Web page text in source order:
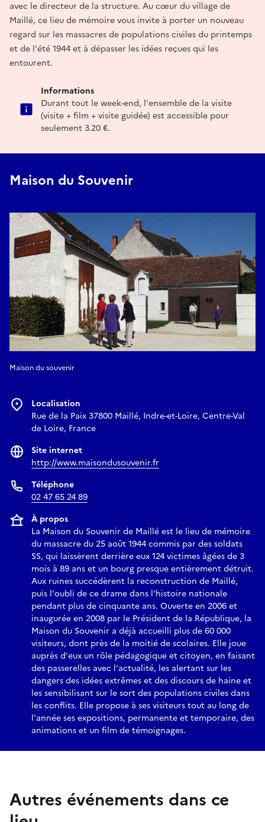
avec le directeur de la structure. Au cœur du village de
Maillé, ce lieu de mémoire vous invite à porter un nouveau
regard sur les massacres de populations civiles du printemps
et de l'été 1944 et à dépasser les idées reçues qui les
entourent.
Informations
Durant tout le week-end, l'ensemble de la visite
(visite + film + visite guidée) est accessible pour
seulement 3.20 €.
Maison du Souvenir
Maison du souvenir
Localisation
Rue de la Paix 37800 Maillé, Indre-et-Loire, Centre-Val
de Loire, France
Site internet
http://www.maisondusouvenir.fr
Téléphone
02 47 65 24 89
À propos
La Maison du Souvenir de Maillé est le lieu de mémoire
du massacre du 25 août 1944 commis par des soldats
SS, qui laissèrent derrière eux 124 victimes âgées de 3
mois à 89 ans et un bourg presque entièrement détruit.
Aux ruines succédèrent la reconstruction de Maillé,
puis l'oubli de ce drame dans l'histoire nationale
pendant plus de cinquante ans. Ouverte en 2006 et
inaugurée en 2008 par le Président de la République, la
Maison du Souvenir a déjà accueilli plus de 60 000
visiteurs, dont près de la moitié de scolaires. Elle joue
auprès d'eux un rôle pédagogique et citoyen, en faisant
des passerelles avec l'actualité, les alertant sur les
dangers des idées extrêmes et des discours de haine et
les sensibilisant sur le sort des populations civiles dans
les conflits. Elle propose à ses visiteurs tout au long de
l'année ses expositions, permanente et temporaire, des
animations et un film de témoignages.
Autres événements dans ce